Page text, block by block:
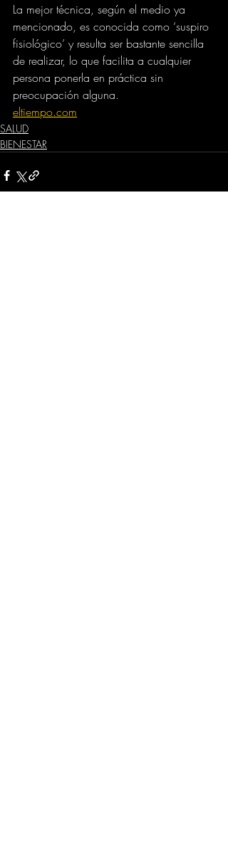
La mejor técnica, según el medio ya
mencionado, es conocida como ‘suspiro
fisiológico’ y resulta ser bastante sencilla
de realizar, lo que facilita a cualquier
persona ponerla en práctica sin
preocupación alguna.
eltiempo.com
SALUD
BIENESTAR